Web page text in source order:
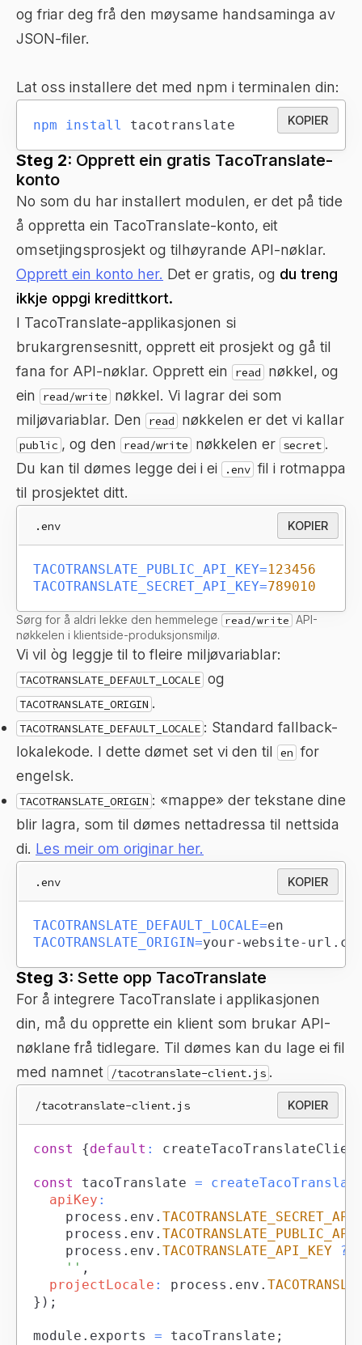
og friar deg frå den møysame handsaminga av
JSON-filer.
Lat oss installere det med npm i terminalen din:
KOPIER
npm install tacotranslate
Steg 2: Opprett ein gratis TacoTranslate-
konto
No som du har installert modulen, er det på tide
å oppretta ein TacoTranslate-konto, eit
omsetjingsprosjekt og tilhøyrande API-nøklar.
Opprett ein konto her. Det er gratis, og du treng
ikkje oppgi kredittkort.
I TacoTranslate-applikasjonen si
brukargrensesnitt, opprett eit prosjekt og gå til
fana for API-nøklar. Opprett ein
read
nøkkel, og
ein
read/write
nøkkel. Vi lagrar dei som
miljøvariablar. Den
read nøkkelen er det vi kallar
public , og den read/write nøkkelen er secret .
Du kan til dømes legge dei i ei
.env fil i rotmappa
til prosjektet ditt.
.env KOPIER
TACOTRANSLATE_PUBLIC_API_KEY=123456
TACOTRANSLATE_SECRET_API_KEY=789010
Sørg for å aldri lekke den hemmelege read/write API-
nøkkelen i klientside-produksjonsmiljø.
Vi vil òg leggje til to fleire miljøvariablar:
TACOTRANSLATE_DEFAULT_LOCALE og
TACOTRANSLATE_ORIGIN .
TACOTRANSLATE_DEFAULT_LOCALE : Standard fallback-
lokalekode. I dette dømet set vi den til
en for
engelsk.
TACOTRANSLATE_ORIGIN : «mappe» der tekstane dine
blir lagra, som til dømes nettadressa til nettsida
di. Les meir om originar her.
.env KOPIER
TACOTRANSLATE_DEFAULT_LOCALE=
TACOTRANSLATE_ORIGIN=your-website-
Steg 3: Sette opp TacoTranslate
For å integrere TacoTranslate i applikasjonen
din, må du opprette ein klient som brukar API-
nøklane frå tidlegare. Til dømes kan du lage ei fil
med namnet
/tacotranslate-client.js .
/tacotranslate-client.js KOPIER
const {default :
const tacoTranslate =
apiKey :
		process
. env .
		process
. env .
		process
. env . TACOTRANSLATE_API_KEY
??
'' ,
projectLocale : process . env .
} ) ;
module . exports = tacoTranslate ;